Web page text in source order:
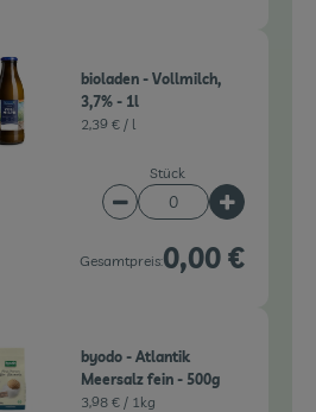
bioladen - Vollmilch,
3,7% - 1l
2,39 € / l
Stück
Artikelanzahl
Gesamtpreis:0,00 €
byodo - Atlantik
Meersalz fein - 500g
3,98 € / 1kg